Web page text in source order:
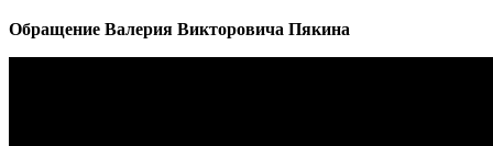
Обращение Валерия Викторовича Пякина